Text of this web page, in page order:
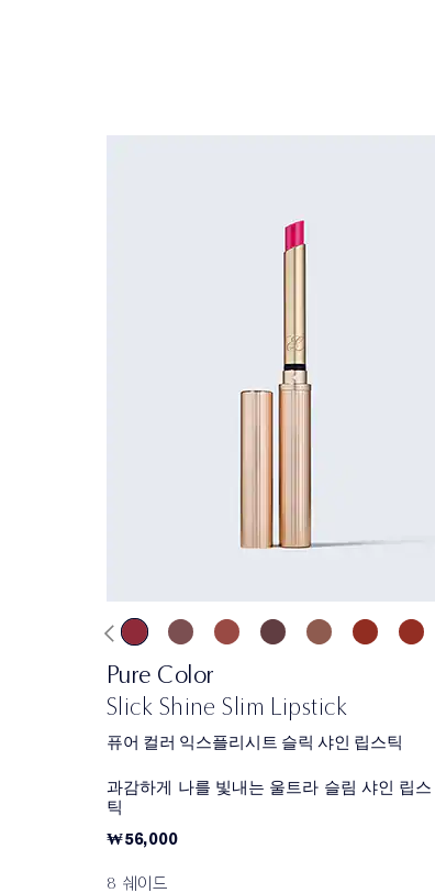
Pure Color
Slick Shine Slim Lipstick
퓨어 컬러 익스플리시트 슬릭 샤인 립스틱
과감하게 나를 빛내는 울트라 슬림 샤인 립스
틱
₩56,000
8 쉐이드